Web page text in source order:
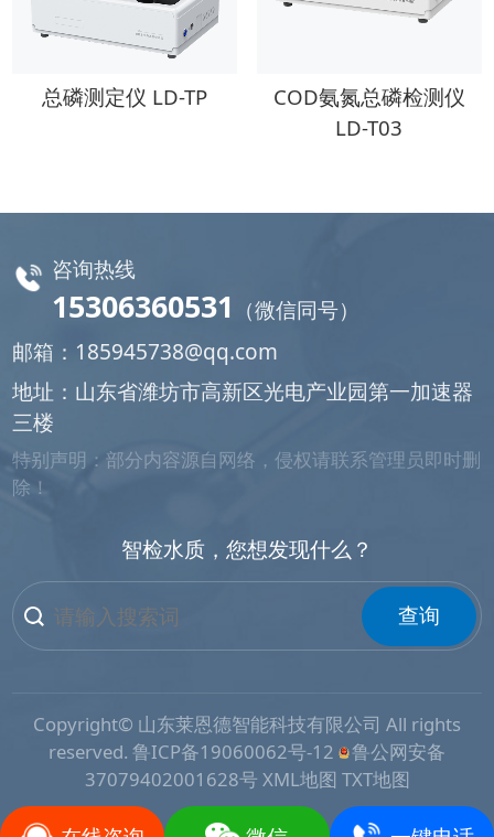
总磷测定仪 LD-TP
COD氨氮总磷检测仪
LD-T03
咨询热线
15306360531
（微信同号）
邮箱： 185945738@qq.com
地址：山东省潍坊市高新区光电产业园第一加速器
三楼
特别声明：部分内容源自网络，侵权请联系管理员即时删
除！
智检水质，您想发现什么？
查询
Copyright© 山东莱恩德智能科技有限公司 All rights
reserved.鲁ICP备19060062号-12
鲁公网安备
37079402001628号 XML地图 TXT地图